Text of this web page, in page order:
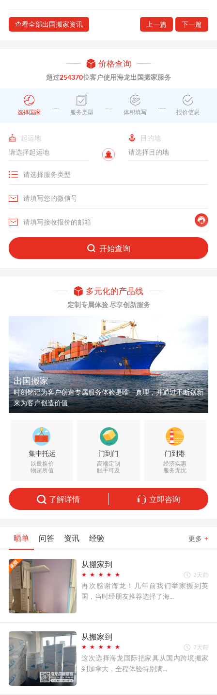
查看全部出国搬家资讯 上一篇 下一篇
价格查询
超过254370位客户使用海龙出国搬家服务
选择国家 服务类型 体积填写 报价信息
起运地 目的地
开始查询
多元化的产品线
定制专属体验 尽享创新服务
出国搬家
时刻铭记为客户创造专属服务体验是唯一真理，并通过不断创新
来为客户创造价值
集中托运
以量换价
物超所值
门到门
高端定制
触手可及
门到港
经济实惠
服务无忧
了解详情 立即咨询
晒单 问答 资讯 经验 更多 +
从搬家到
2天前
再次感谢海龙！几年前我们举家搬到英
国，当时经朋友推荐选择了海...
从搬家到
7天前
这次选择海龙国际把家具从国内跨境搬家
到加拿大，全程体验特别满...